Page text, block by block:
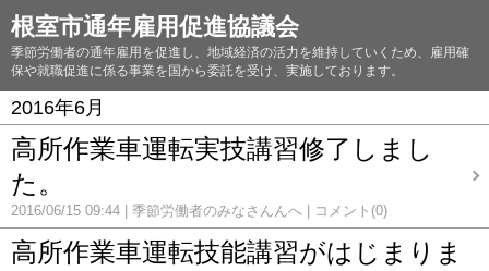
根室市通年雇用促進協議会
季節労働者の通年雇用を促進し、地域経済の活力を維持していくため、雇用確
保や就職促進に係る事業を国から委託を受け、実施しております。
2016年6月
高所作業車運転実技講習修了しまし
た。
2016/06/15 09:44 季節労働者のみなさんんへ コメント(0)
高所作業車運転技能講習がはじまりま